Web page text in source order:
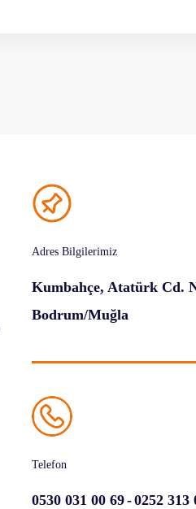
Adres Bilgilerimiz
Kumbahçe, Atatürk Cd.
Bodrum/Muğla
Telefon
0530 031 00 69-0252 313